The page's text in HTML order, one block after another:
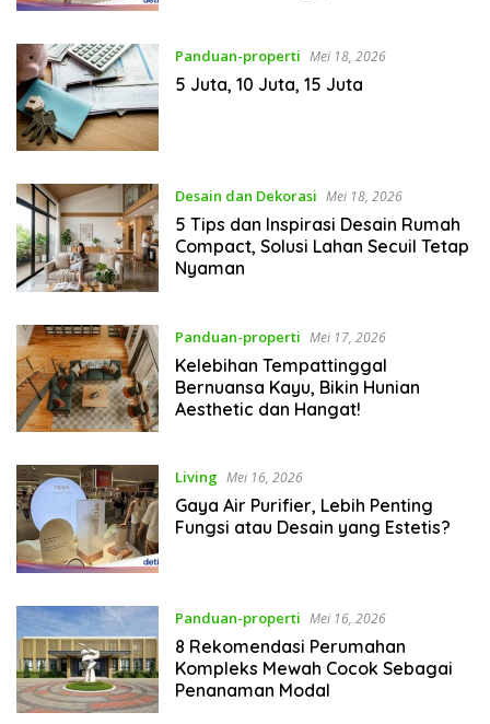
Panduan-properti Mei 18, 2026
5 Juta, 10 Juta, 15 Juta
Desain dan Dekorasi Mei 18, 2026
5 Tips dan Inspirasi Desain Rumah
Compact, Solusi Lahan Secuil Tetap
Nyaman
Panduan-properti Mei 17, 2026
Kelebihan Tempattinggal
Bernuansa Kayu, Bikin Hunian
Aesthetic dan Hangat!
Living Mei 16, 2026
Gaya Air Purifier, Lebih Penting
Fungsi atau Desain yang Estetis?
Panduan-properti Mei 16, 2026
8 Rekomendasi Perumahan
Kompleks Mewah Cocok Sebagai
Penanaman Modal